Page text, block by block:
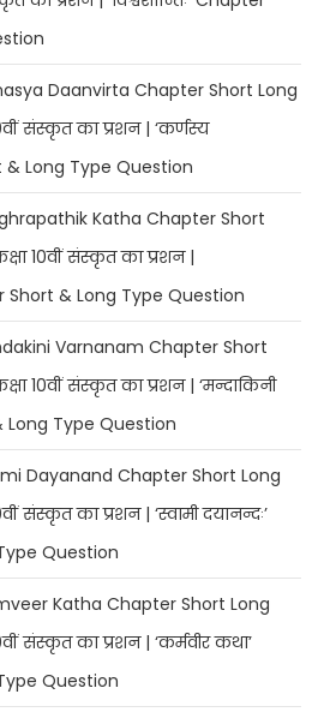
Daanvirta Chapter Short Long
संस्कृत का प्रशन | ‘कर्णस्य
& Long Type Question
Katha Chapter Short
10वीं संस्कृत का प्रशन |
Short & Long Type Question
Varnanam Chapter Short
10वीं संस्कृत का प्रशन | ‘मन्दाकिनी
Long Type Question
Dayanand Chapter Short Long
संस्कृत का प्रशन | ‘स्वामी दयानन्दः’
Question
Katha Chapter Short Long
संस्कृत का प्रशन | ‘कर्मवीर कथा’
Question